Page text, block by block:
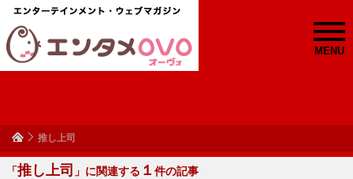
MENU
推し上司
「推し上司 」に関連する １ 件の記事